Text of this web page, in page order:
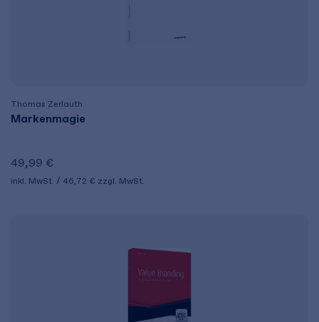
Thomas Zerlauth
Markenmagie
49,99 €
inkl. MwSt. 46,72 € zzgl. MwSt.